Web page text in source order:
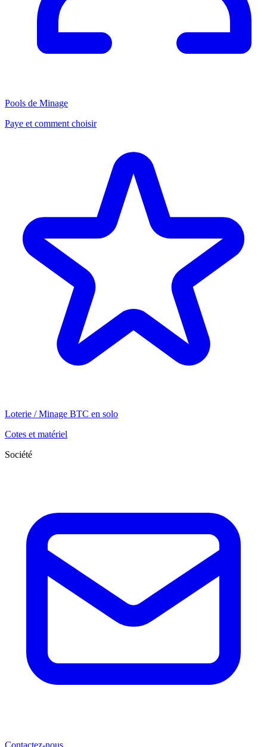
Pools de Minage
Paye et comment choisir
Loterie / Minage BTC en solo
Cotes et matériel
Société
Contactez-nous